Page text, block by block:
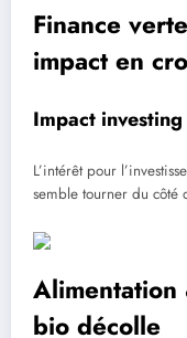
Finance
impact en
Impact investing
L’intérêt pour
semble tourner du côté
Alimentation
bio décolle